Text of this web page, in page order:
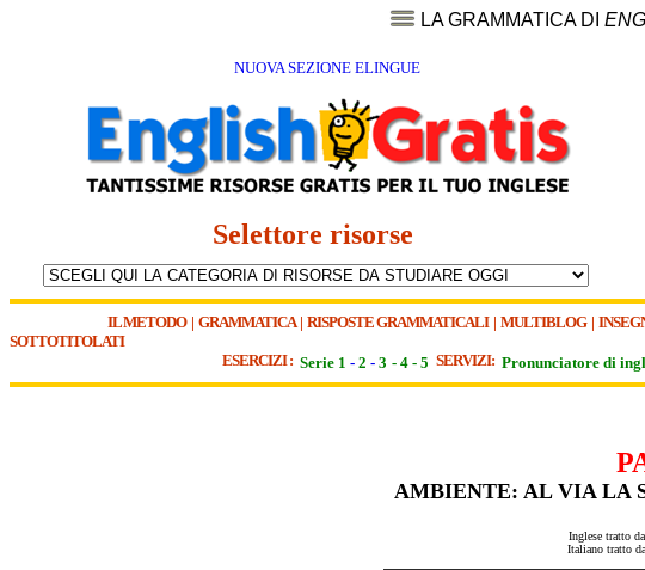
LA GRAMMATICA DI
NUOVA SEZIONE ELINGUE
Selettore risorse
IL METODO| GRAMMATICA| RISPOSTE GRAMMATICALI| MULTIBLOG|
SOTTOTITOLATI
ESERCIZI : Serie 1 - 2 - 3 - 4 - 5 SERVIZI: Pronunciatore di
AMBIENTE: AL VIA LA
Inglese tratto
Italiano tratto